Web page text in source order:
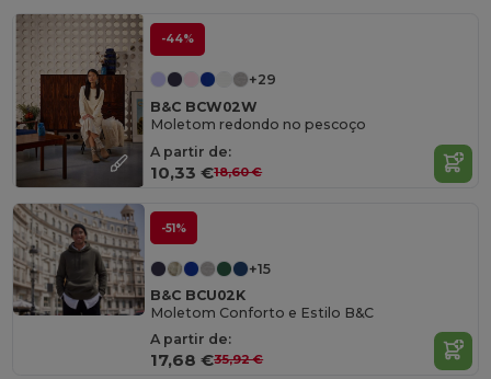
-44%
+29
B&C BCW02W
Moletom redondo no pescoço
A partir de:
10,33 €18,60 €
-51%
+15
B&C BCU02K
Moletom Conforto e Estilo B&C
A partir de:
17,68 €35,92 €